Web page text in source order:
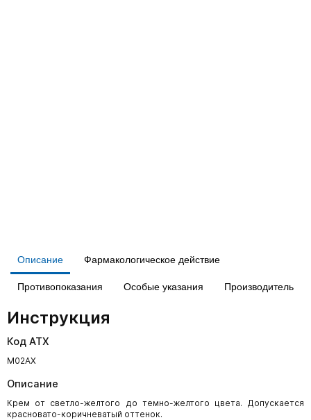
Описание Фармакологическое действие
Противопоказания Особые указания Производитель
Инструкция
Код АТХ
М02AX
Описание
Крем от светло-желтого до темно-желтого цвета. Допускается
красновато-коричневатый оттенок.